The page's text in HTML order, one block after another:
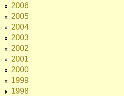
2006
2005
2004
2003
2002
2001
2000
1999
1998